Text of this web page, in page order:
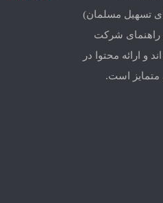
تسهیل مسلمان)
راهنمای شرکت
اند و ارائه محتوا در
متمایز است.